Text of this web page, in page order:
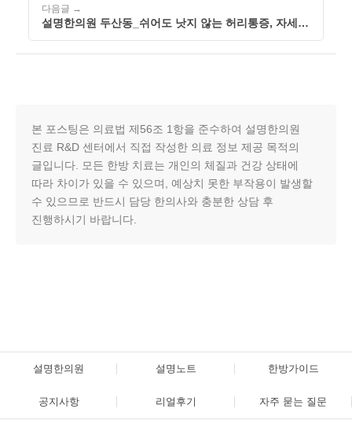
다음글 →
설명한의원 두산동_쉬어도 낫지 않는 허리통증, 자세
패턴이 원인일 수 있습니다
본 포스팅은 의료법 제56조 1항을 준수하여 설명한의원
진료 R&D 센터에서 직접 작성한 의료 정보 제공 목적의
글입니다. 모든 한방 치료는 개인의 체질과 건강 상태에
따라 차이가 있을 수 있으며, 예상치 못한 부작용이 발생할
수 있으므로 반드시 담당 한의사와 충분한 상담 후
진행하시기 바랍니다.
설명한의원 설명노트 한방가이드
공지사항 리얼후기 자주 묻는 질문